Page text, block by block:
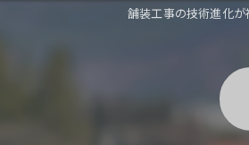
舗装工事の技術進化